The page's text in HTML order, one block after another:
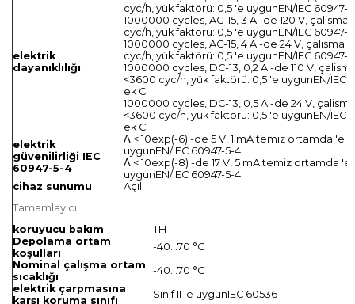
Tamamlayıcı
elektrik
dayanıklılığı
cyc/h, yük faktörü: 0,5 'e uygunEN/IEC 60947-
1000000 cycles, AC-15, 3 A -de 120 V, çalisma
cyc/h, yük faktörü: 0,5 'e uygunEN/IEC 60947-
1000000 cycles, AC-15, 4 A -de 24 V, çalisma
cyc/h, yük faktörü: 0,5 'e uygunEN/IEC 60947-
1000000 cycles, DC-13, 0,2 A -de 110 V,
<3600 cyc/h, yük faktörü: 0,5 'e uygunEN/IEC
ek C
1000000 cycles, DC-13, 0,5 A -de 24 V,
<3600 cyc/h, yük faktörü: 0,5 'e uygunEN/IEC
ek C
elektrik
güvenilirliği IEC
60947-5-4
Λ < 10exp(-6) -de 5 V, 1 mA temiz ortamda 'e
uygunEN/IEC 60947-5-4
Λ < 10exp(-8) -de 17 V, 5 mA temiz ortamda 'e
uygunEN/IEC 60947-5-4
cihaz sunumu
Açılı
koruyucu bakım
TH
Depolama ortam
koşulları
-40…70 °C
Nominal çalışma ortam
sıcaklığı
-40…70 °C
elektrik çarpmasına
karşı koruma sınıfı
Sınıf II 'e uygunIEC 60536